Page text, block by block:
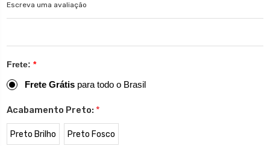
Escreva uma avaliação
Frete: *
Frete Grátis para todo o Brasil
Acabamento Preto: *
Preto Brilho Preto Fosco